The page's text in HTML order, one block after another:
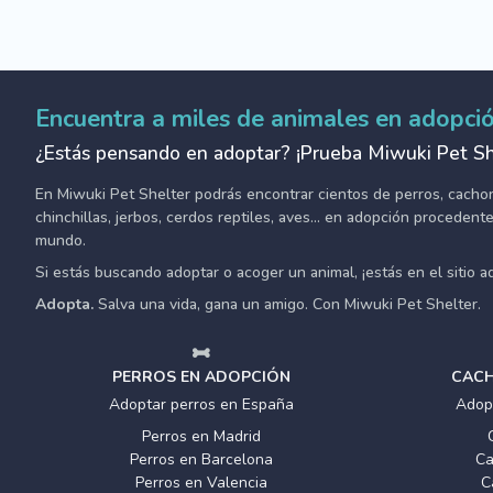
Encuentra a miles de animales en
¿Estás pensando en adoptar? ¡Prueba Miwuki Pet
En Miwuki Pet Shelter podrás encontrar cientos de perros,
chinchillas, jerbos, cerdos reptiles, aves... en adopción
mundo.
Si estás buscando adoptar o acoger un animal, ¡estás en el sitio
Adopta. Salva una vida, gana un amigo. Con Miwuki Pet Shelter.
PERROS EN ADOPCIÓN
Adoptar perros en España
Perros en Madrid
Perros en Barcelona
Perros en Valencia